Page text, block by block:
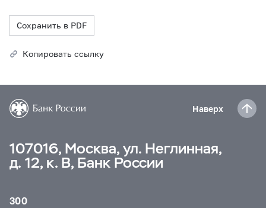
Сохранить в PDF
Копировать ссылку
Наверх
107016, Москва, ул. Неглинная,
д. 12, к. В, Банк России
300